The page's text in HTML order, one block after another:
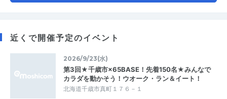
近くで開催予定のイベント
2026/9/23(水)
第3回★千歳市×65BASE！先着150名★みんなで
カラダを動かそう！ウオーク・ラン＆イート！
北海道千歳市真町１７６－１